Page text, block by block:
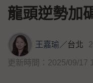
龍頭逆勢加
王嘉瑜 ／台北
更新時間：2025/09/17